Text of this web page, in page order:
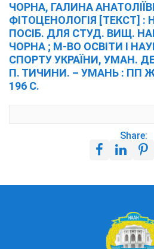
ЧОРНА, ГАЛИНА
ФІТОЦЕНОЛОГІЯ [ТЕКСТ] :
ПОСІБ. ДЛЯ СТУД. ВИЩ.
ЧОРНА ; М-ВО ОСВІТИ І
СПОРТУ УКРАЇНИ, УМАН.
П. ТИЧИНИ. – УМАНЬ : ПП
196 С.
Share: